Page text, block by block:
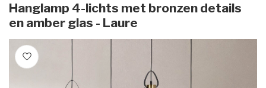
Hanglamp 4-lichts met bronzen details
en amber glas - Laure